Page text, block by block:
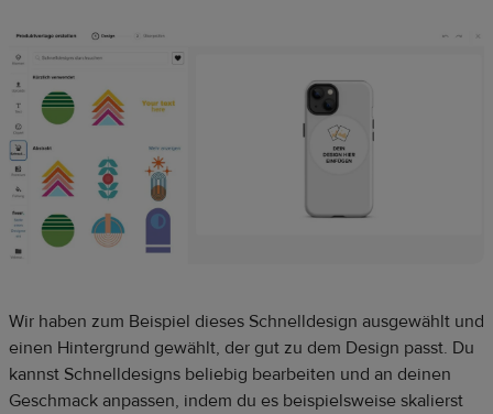
Wir haben zum Beispiel dieses Schnelldesign ausgewählt und
einen Hintergrund gewählt, der gut zu dem Design passt. Du
kannst Schnelldesigns beliebig bearbeiten und an deinen
Geschmack anpassen, indem du es beispielsweise skalierst